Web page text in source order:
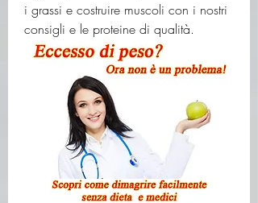
i grassi e costruire muscoli con i nostri
consigli e le proteine di qualità.